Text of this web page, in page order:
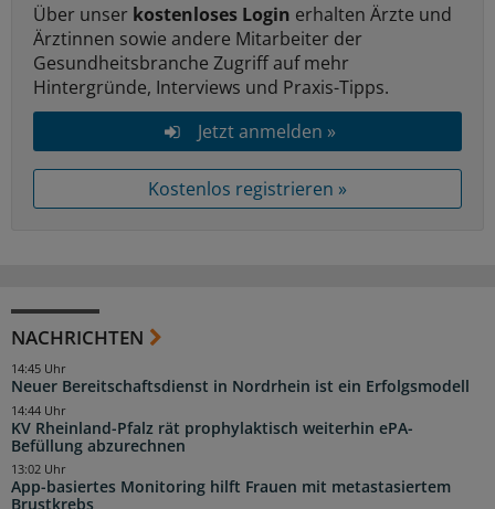
Über unser kostenloses Login erhalten Ärzte und
Ärztinnen sowie andere Mitarbeiter der
Gesundheitsbranche Zugriff auf mehr
Hintergründe, Interviews und Praxis-Tipps.
Jetzt anmelden »
Kostenlos registrieren »
NACHRICHTEN
Neuer Bereitschaftsdienst in Nordrhein ist ein Erfolgsmodell
14:45 Uhr
KV Rheinland-Pfalz rät prophylaktisch weiterhin ePA-
Befüllung abzurechnen
14:44 Uhr
App-basiertes Monitoring hilft Frauen mit metastasiertem
Brustkrebs
13:02 Uhr